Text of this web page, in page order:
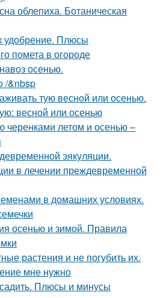
облепиха. Ботаническая
удобрение. Плюсы
помета в огороде
осенью.
/&nbsp
тую весной или осенью.
весной или осенью
черенками летом и осенью –
эякуляции.
в лечении преждевременной
в домашних условиях.
осенью и зимой. Правила
растения и не погубить их.
мне нужно
Плюсы и минусы